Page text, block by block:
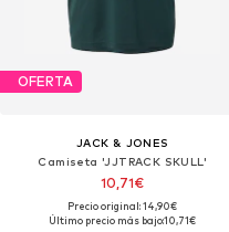
OFERTA
JACK & JONES
Camiseta 'JJTRACK SKULL'
10,71€
Precio original: 14,90€
Último precio más bajo:10,71€